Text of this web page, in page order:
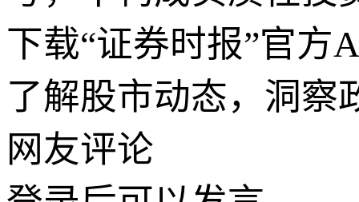
下载“证券时报”官方
了解股市动态，洞察
网友评论